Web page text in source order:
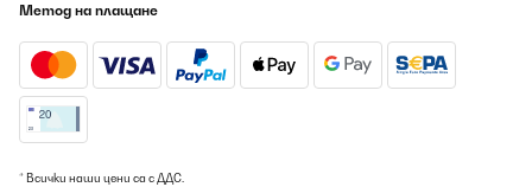
Метод на плащане
* Всички наши цени са с ДДС.